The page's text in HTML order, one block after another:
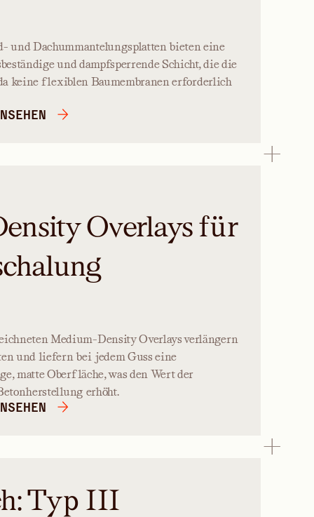
und Dachummantelungsplatten bieten eine
und dampfsperrende Schicht, die die
keine flexiblen Baumembranen erforderlich
Overlays für
Medium-Density Overlays verlängern
und liefern bei jedem Guss eine
matte Oberfläche, was den Wert der
erhöht.
Typ III